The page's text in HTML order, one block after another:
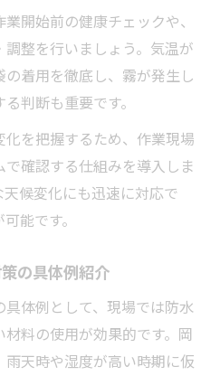
開始前の健康チェックや、
整を行いましょう。気温が
着用を徹底し、霧が発生し
判断も重要です。
を把握するため、作業現場
確認する仕組みを導入しま
候変化にも迅速に対応で
能です。
の具体例紹介
体例として、現場では防水
料の使用が効果的です。岡
天時や湿度が高い時期に仮